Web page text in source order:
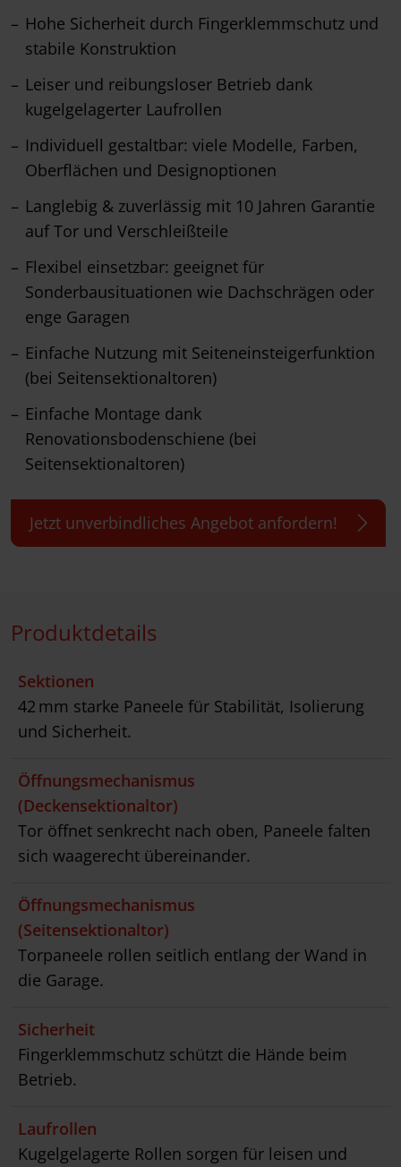
Hohe Sicherheit durch Fingerklemmschutz und
stabile Konstruktion
Leiser und reibungsloser Betrieb dank
kugelgelagerter Laufrollen
Individuell gestaltbar: viele Modelle, Farben,
Oberflächen und Designoptionen
Langlebig & zuverlässig mit 10 Jahren Garantie
auf Tor und Verschleißteile
Flexibel einsetzbar: geeignet für
Sonderbausituationen wie Dachschrägen oder
enge Garagen
Einfache Nutzung mit Seiteneinsteigerfunktion
(bei Seitensektionaltoren)
Einfache Montage dank
Renovationsbodenschiene (bei
Seitensektionaltoren)
Jetzt unverbindliches Angebot anfordern!
Produktdetails
Sektionen
42 mm starke Paneele für Stabilität, Isolierung
und Sicherheit.
Öffnungsmechanismus
(Deckensektionaltor)
Tor öffnet senkrecht nach oben, Paneele falten
sich waagerecht übereinander.
Öffnungsmechanismus
(Seitensektionaltor)
Torpaneele rollen seitlich entlang der Wand in
die Garage.
Sicherheit
Fingerklemmschutz schützt die Hände beim
Betrieb.
Laufrollen
Kugelgelagerte Rollen sorgen für leisen und